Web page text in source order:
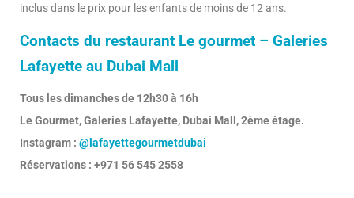
inclus dans le prix pour les enfants de moins de 12 ans.
Contacts du restaurant Le gourmet – Galeries
Lafayette au Dubai Mall
Tous les dimanches de 12h30 à 16h
Le Gourmet, Galeries Lafayette, Dubai Mall, 2ème étage.
Instagram : @lafayettegourmetdubai
Réservations : +971 56 545 2558